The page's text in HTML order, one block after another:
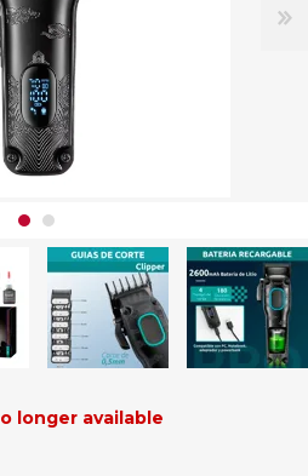
longer available